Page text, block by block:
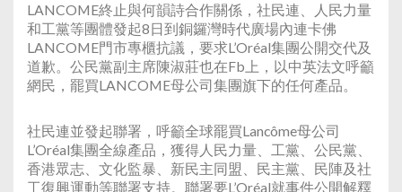
LANCOME終止與何韻詩合作關係，社民連、人民力量
和工黨等團體發起8日到銅鑼灣時代廣場內連卡佛
LANCOME門市專櫃抗議，要求L’Oréal集團公開交代及
道歉。公民黨副主席陳淑莊也在Fb上，以中英法文呼籲
網民，罷買LANCOME母公司集團旗下的任何產品。
社民連並發起聯署，呼籲全球罷買Lancôme母公司
L’Oréal集團全線產品，獲得人民力量、工黨、公民黨、
香港眾志、文化監暴、新民主同盟、民主黨、民陣及社
工復興運動等聯署支持。聯署要L’Oréal就事件公開解釋